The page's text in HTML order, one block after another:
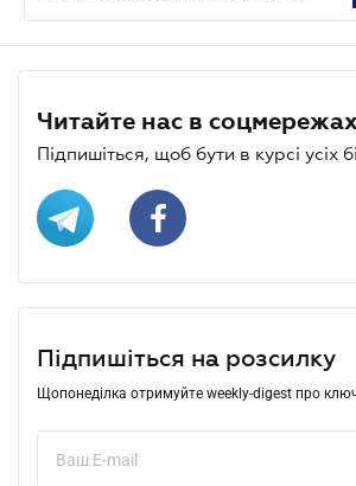
Читайте нас в
Підпишіться, щоб бути в курсі усіх
Підпишіться на розсилку
Щопонеділка отримуйте weekly-digest про